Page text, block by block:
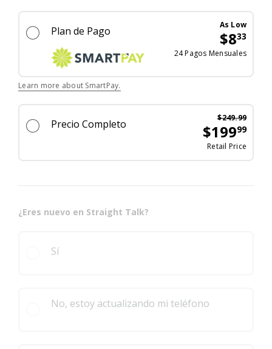
Plan de Pago As Low
$833
El
24 Pagos Mensuales
Learn more about SmartPay.
Precio Completo $249.99
$19999
Retail Price
¿Eres nuevo en Straight Talk?
Sí
No, estoy actualizando mi teléfono